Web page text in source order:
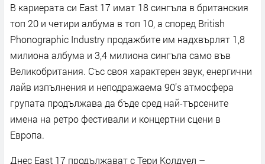
В кариерата си East 17 имат 18 сингъла в британския
топ 20 и четири албума в топ 10, а според British
Phonographic Industry продажбите им надхвърлят 1,8
милиона албума и 3,4 милиона сингъла само във
Великобритания. Със своя характерен звук, енергични
лайв изпълнения и неподражаема 90’s атмосфера
групата продължава да бъде сред най-търсените
имена на ретро фестивали и концертни сцени в
Европа.
Днес East 17 продължават с Тери Колдуел –